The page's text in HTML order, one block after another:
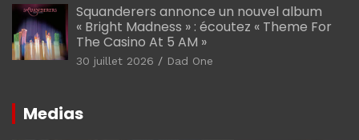
Squanderers annonce un nouvel album
« Bright Madness » : écoutez « Theme For
The Casino At 5 AM »
30 juillet 2026 Dad One
Medias